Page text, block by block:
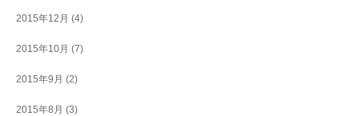
2015年12月 (4)
2015年10月 (7)
2015年9月 (2)
2015年8月 (3)